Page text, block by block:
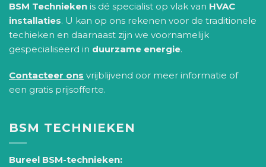
BSM Technieken is dé specialist op vlak van HVAC
installaties. U kan op ons rekenen voor de traditionele
techieken en daarnaast zijn we voornamelijk
gespecialiseerd in duurzame energie.
Contacteer ons vrijblijvend oor meer informatie of
een gratis prijsofferte.
BSM TECHNIEKEN
Bureel BSM-technieken: